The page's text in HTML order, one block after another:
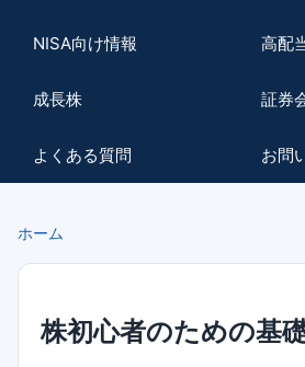
NISA向け情報 高配
成長株 証券
よくある質問 お問
ホーム
株初心者のための基